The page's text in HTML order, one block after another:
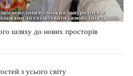
шляху до нових просторів
з усього світу